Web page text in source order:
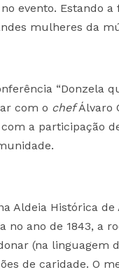
evento. Estando
mulheres da
“Donzela
com o chefÁlvaro
a participação
Aldeia Histórica
ano de 1843, a
(na linguagem
de caridade. O